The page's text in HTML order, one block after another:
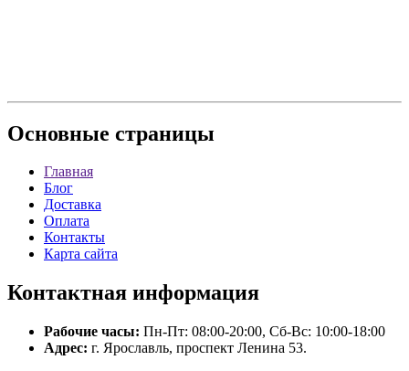
Основные страницы
Главная
Блог
Доставка
Оплата
Контакты
Карта сайта
Контактная информация
Рабочие часы: Пн-Пт: 08:00-20:00, Сб-Вс: 10:00-18:00
Адрес: г. Ярославль, проспект Ленина 53.